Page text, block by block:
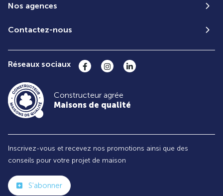
Nos agences
Contactez-nous
Réseaux sociaux
Constructeur agrée
Maisons de qualité
Inscrivez-vous et recevez nos promotions ainsi que des
conseils pour votre projet de maison
S'abonner